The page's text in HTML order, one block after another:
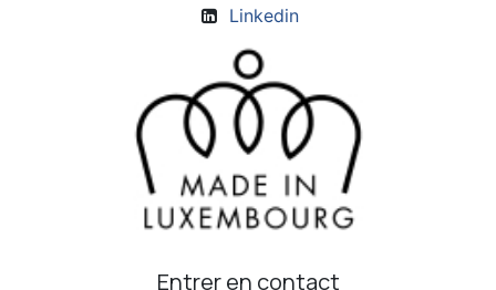
Linkedin
Entrer en contact